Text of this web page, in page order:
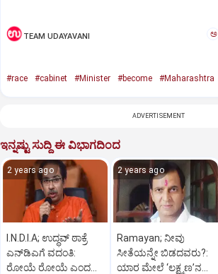
TEAM UDAYAVANI ಅ
#race #cabinet #Minister #become #Maharashtra
ADVERTISEMENT
ಇನ್ನಷ್ಟು ಸುದ್ದಿ ಈ ವಿಭಾಗದಿಂದ
2 years ago
I.N.D.I.A; ಉದ್ಧವ್‌ ಠಾಕ್ರೆ
ಎನ್‌ಡಿಎಗೆ ವದಂತಿ:
ರೋಯೆ ರೋಯೆ ಎಂದ
2 years ago
Ramayan; ನೀವು
ಸೀತೆಯನ್ನೇ ಬಿಡದವರು?:
ಯಾರ ಮೇಲೆ ‘ಲಕ್ಷ್ಮಣ’ನ